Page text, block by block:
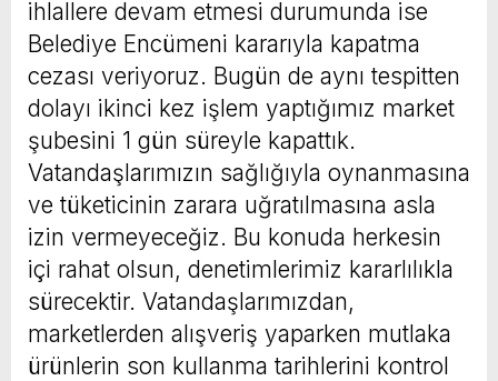
ihlallere devam etmesi durumunda ise
Belediye Encümeni kararıyla kapatma
cezası veriyoruz. Bugün de aynı tespitten
dolayı ikinci kez işlem yaptığımız market
şubesini 1 gün süreyle kapattık.
Vatandaşlarımızın sağlığıyla oynanmasına
ve tüketicinin zarara uğratılmasına asla
izin vermeyeceğiz. Bu konuda herkesin
içi rahat olsun, denetimlerimiz kararlılıkla
sürecektir. Vatandaşlarımızdan,
marketlerden alışveriş yaparken mutlaka
ürünlerin son kullanma tarihlerini kontrol